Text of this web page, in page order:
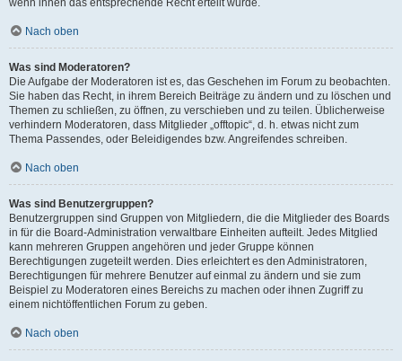
Nach oben
Was sind Moderatoren?
Die Aufgabe der Moderatoren ist es, das Geschehen im Forum zu beobachten.
Sie haben das Recht, in ihrem Bereich Beiträge zu ändern und zu löschen und
Themen zu schließen, zu öffnen, zu verschieben und zu teilen. Üblicherweise
verhindern Moderatoren, dass Mitglieder „offtopic“, d. h. etwas nicht zum
Thema Passendes, oder Beleidigendes bzw. Angreifendes schreiben.
Nach oben
Was sind Benutzergruppen?
Benutzergruppen sind Gruppen von Mitgliedern, die die Mitglieder des Boards
in für die Board-Administration verwaltbare Einheiten aufteilt. Jedes Mitglied
kann mehreren Gruppen angehören und jeder Gruppe können
Berechtigungen zugeteilt werden. Dies erleichtert es den Administratoren,
Berechtigungen für mehrere Benutzer auf einmal zu ändern und sie zum
Beispiel zu Moderatoren eines Bereichs zu machen oder ihnen Zugriff zu
einem nichtöffentlichen Forum zu geben.
Nach oben